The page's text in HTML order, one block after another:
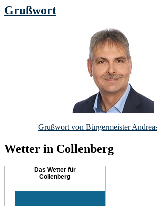
Grußwort
Grußwort von Bürgermeister
Wetter in Collenberg
Das Wetter für
Collenberg